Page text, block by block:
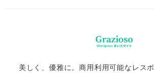
美しく、優雅に。商用利用可能なレス